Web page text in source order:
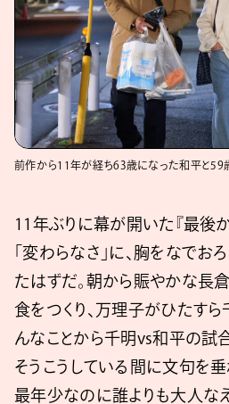
前作から11年が経ち63歳になった和平と59
11年ぶりに幕が開いた『最後
「変わらなさ」に、胸をなで
たはずだ。朝から賑やかな長
食をつくり、万理子がひたすら
んなことから千明vs和平の試
そうこうしている間に文句を
最年少なのに誰よりも大人なえ